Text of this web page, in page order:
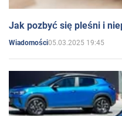
Jak pozbyć się pleśni i
Wiadomości05.03.2025 19:45